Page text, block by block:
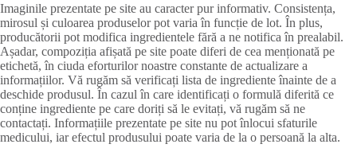
Imaginile prezentate pe site au caracter pur informativ. Consistența,
mirosul și culoarea produselor pot varia în funcție de lot. În plus,
producătorii pot modifica ingredientele fără a ne notifica în prealabil.
Așadar, compoziția afișată pe site poate diferi de cea menționată pe
etichetă, în ciuda eforturilor noastre constante de actualizare a
informațiilor. Vă rugăm să verificați lista de ingrediente înainte de a
deschide produsul. În cazul în care identificați o formulă diferită ce
conține ingrediente pe care doriți să le evitați, vă rugăm să ne
contactați. Informațiile prezentate pe site nu pot înlocui sfaturile
medicului, iar efectul produsului poate varia de la o persoană la alta.